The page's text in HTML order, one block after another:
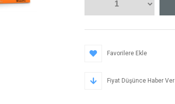
Favorilere Ekle
Fiyat Düşünce Haber Ver